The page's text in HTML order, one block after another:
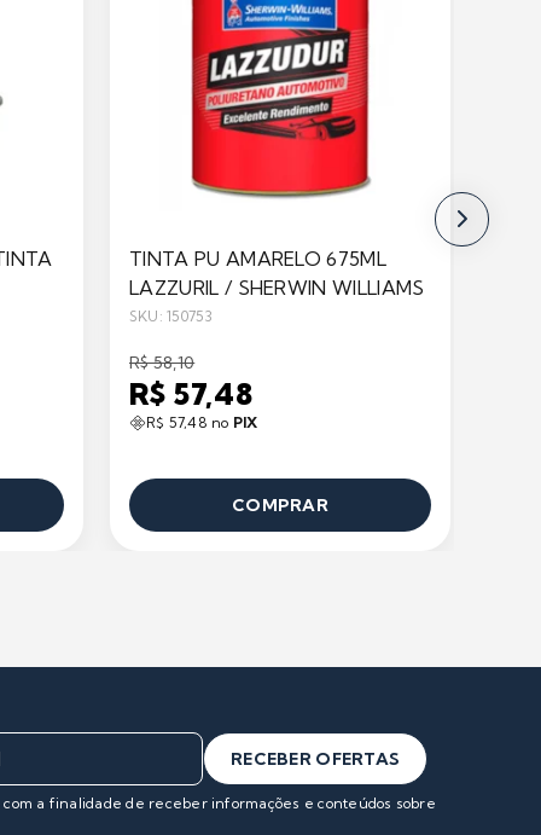
TINTA PU AMARELO 675ML
LAZZURIL / SHERWIN WILLIAMS
SKU: 150753
R$ 58,10
R$ 57,48
R$ 57,48 no PIX
COMPRAR
RECEBER OFERTAS
a finalidade de receber informações e conteúdos sobre